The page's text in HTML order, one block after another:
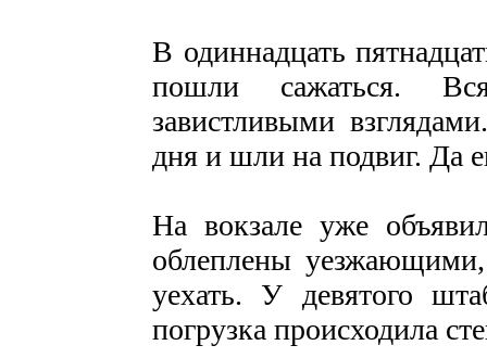
В одиннадцать
пошли сажаться.
завистливыми
дня и шли на подвиг. Да
На вокзале уже
облеплены
уехать. У девятого
погрузка происходила